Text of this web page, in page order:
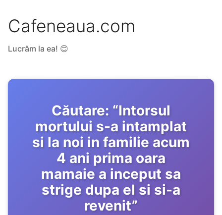
Cafeneaua.com
Lucrăm la ea! 😊
Căutare: “Intorsul
mortului s-a intamplat
si la noi in familie acum
4 ani prima oara
mamaie a inceput sa
strige dupa el si si-a
revenit”